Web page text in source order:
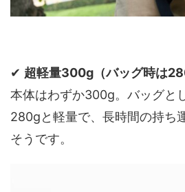
✔ 超軽量300g（バッグ時は
本体はわずか300g。バッグと
280gと軽量で、長時間の持ち
そうです。